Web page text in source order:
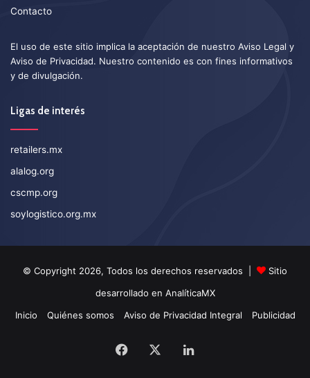
Contacto
El uso de este sitio implica la aceptación de nuestro Aviso Legal y
Aviso de Privacidad. Nuestro contenido es con fines informativos
y de divulgación.
Ligas de interés
retailers.mx
alalog.org
cscmp.org
soylogistico.org.mx
© Copyright 2026, Todos los derechos reservados |
Sitio
desarrollado en AnalíticaMX
Inicio
Quiénes somos Aviso de Privacidad Integral Publicidad
Facebook LinkedIn